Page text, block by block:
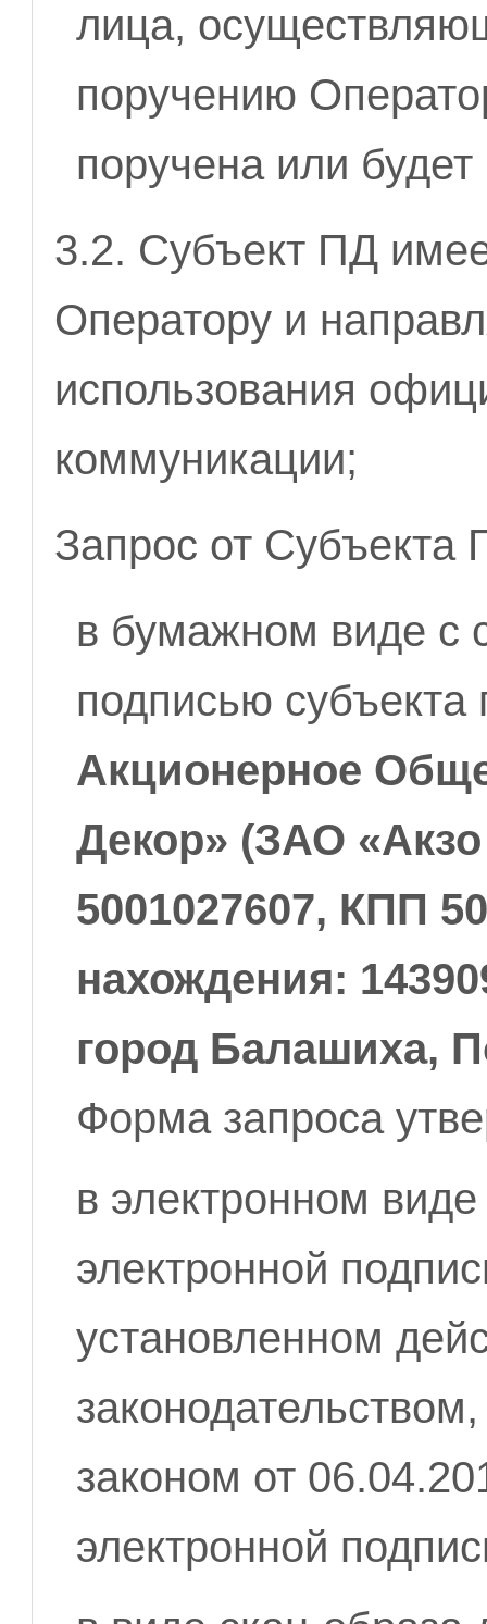
лица,
поручению
поручена или
3.2. Субъект ПД
Оператору и
использования
коммуникации;
Запрос от
в бумажном виде с
подписью
Акционерное
Декор» (ЗАО
5001027607, КПП
нахождения:
город Балашиха,
Форма запроса
в электронном
электронной
установленном
законом от
электронной